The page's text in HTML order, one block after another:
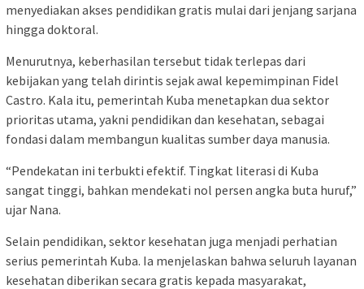
menyediakan akses pendidikan gratis mulai dari jenjang sarjana
hingga doktoral.
Menurutnya, keberhasilan tersebut tidak terlepas dari
kebijakan yang telah dirintis sejak awal kepemimpinan Fidel
Castro. Kala itu, pemerintah Kuba menetapkan dua sektor
prioritas utama, yakni pendidikan dan kesehatan, sebagai
fondasi dalam membangun kualitas sumber daya manusia.
“Pendekatan ini terbukti efektif. Tingkat literasi di Kuba
sangat tinggi, bahkan mendekati nol persen angka buta huruf,”
ujar Nana.
Selain pendidikan, sektor kesehatan juga menjadi perhatian
serius pemerintah Kuba. Ia menjelaskan bahwa seluruh layanan
kesehatan diberikan secara gratis kepada masyarakat,